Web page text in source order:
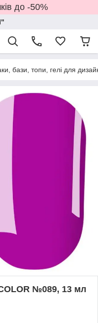
до -50%
бази, топи, гелі для
№089, 13 мл